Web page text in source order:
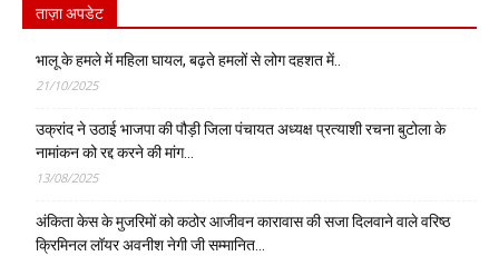
ताज़ा अपडेट
भालू के हमले में महिला घायल, बढ़ते हमलों से लोग दहशत में..
21/10/2025
उक्रांद ने उठाई भाजपा की पौड़ी जिला पंचायत अध्यक्ष प्रत्याशी रचना बुटोला के
नामांकन को रद्द करने की मांग…
13/08/2025
अंकिता केस के मुजरिमों को कठोर आजीवन कारावास की सजा दिलवाने वाले वरिष्ठ
क्रिमिनल लॉयर अवनीश नेगी जी सम्मानित…